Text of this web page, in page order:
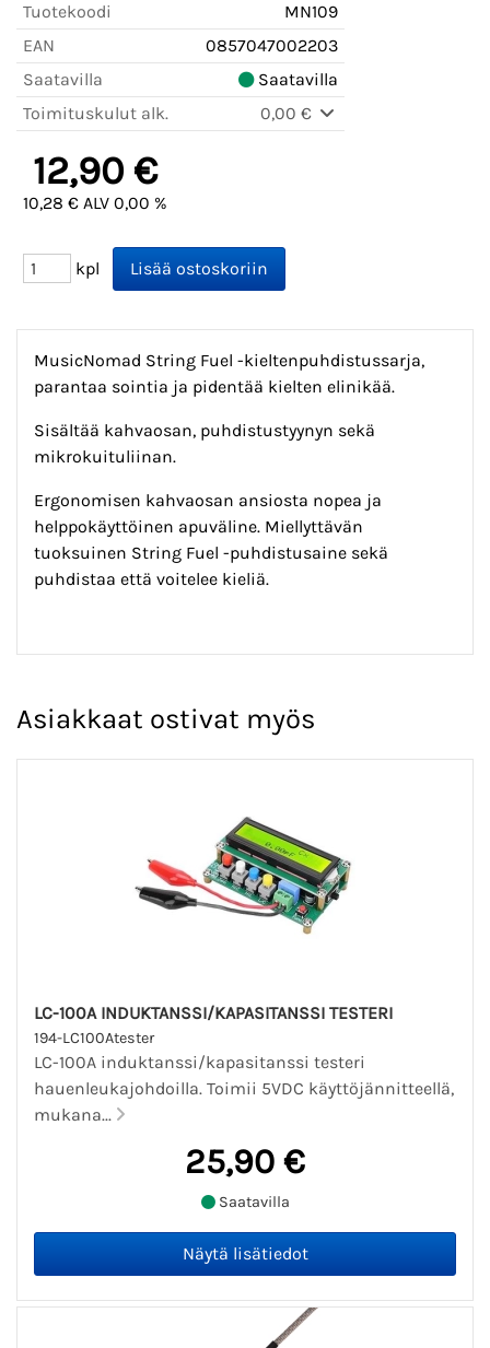
Tuotekoodi
MN109
EAN
0857047002203
Saatavilla
Saatavilla
Toimituskulut alk.
0,00 €
12,90 €
10,28 € ALV 0,00 %
kpl
MusicNomad String Fuel -kieltenpuhdistussarja,
parantaa sointia ja pidentää kielten elinikää.
Sisältää kahvaosan, puhdistustyynyn sekä
mikrokuituliinan.
Ergonomisen kahvaosan ansiosta nopea ja
helppokäyttöinen apuväline. Miellyttävän
tuoksuinen String Fuel -puhdistusaine sekä
puhdistaa että voitelee kieliä.
Asiakkaat ostivat myös
LC-100A INDUKTANSSI/KAPASITANSSI TESTERI
194-LC100Atester
LC-100A induktanssi/kapasitanssi testeri
hauenleukajohdoilla. Toimii 5VDC käyttöjännitteellä,
mukana...
25,90 €
Saatavilla